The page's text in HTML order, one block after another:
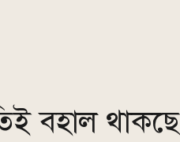
বহাল থাকছে